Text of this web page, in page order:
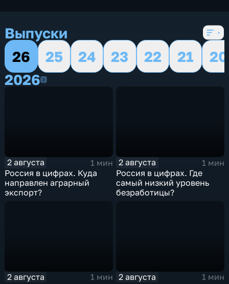
Выпуски
26
25 24 23 22 21
20
20262026
2 августа
1 мин
Россия в цифрах. Куда
направлен аграрный
экспорт?
2 августа
1 мин
Россия в цифрах. Где
самый низкий уровень
безработицы?
2 августа
1 мин
2 августа
1 мин